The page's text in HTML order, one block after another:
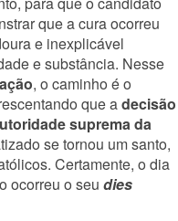
que a cura ocorreu
e inexplicável
e substância. Nesse
, o caminho é o
que adecisão
suprema da
se tornou um santo,
Certamente, o dia
ocorreu o seu dies